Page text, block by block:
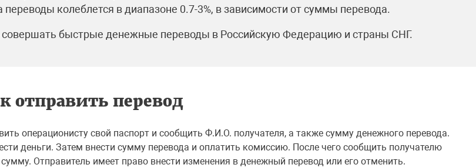
переводы колеблется в диапазоне 0.7-3%, в зависимости от суммы перевода.
быстрые денежные переводы в Российскую Федерацию и страны СНГ.
отправить перевод
операционисту свой паспорт и сообщить Ф.И.О. получателя, а также сумму денежного перевода.
деньги. Затем внести сумму перевода и оплатить комиссию. После чего сообщить получателю
Отправитель имеет право внести изменения в денежный перевод или его отменить.